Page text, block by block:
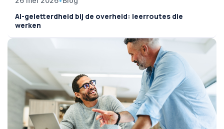
AI-geletterdheid bij de overheid: leerroutes die
werken